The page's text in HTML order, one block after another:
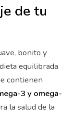
de tu
bonito y
equilibrada
contienen
3 y omega-
la salud de la